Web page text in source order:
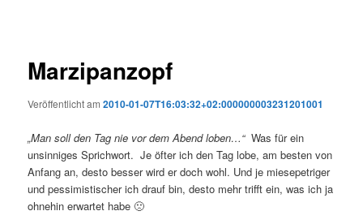
Marzipanzopf
Veröffentlicht am2010-01-07T16:03:32+02:000000003231201001
„Man soll den Tag nie vor dem Abend loben…“Was für ein
unsinniges Sprichwort. Je öfter ich den Tag lobe, am besten von
Anfang an, desto besser wird er doch wohl. Und je miesepetriger
und pessimistischer ich drauf bin, desto mehr trifft ein, was ich ja
ohnehin erwartet habe 🙁